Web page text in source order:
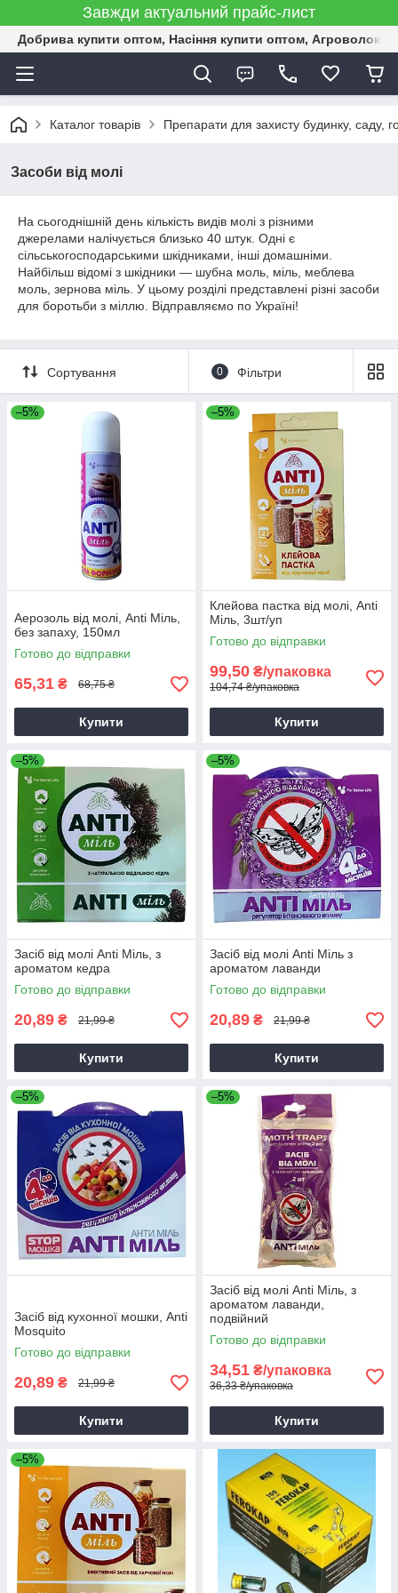
Завжди актуальний прайс-лист
Добрива купити оптом, Насіння купити оптом,
Каталог товарів Препарати для захисту будинку, саду,
Засоби від молі
На сьогоднішній день кількість видів молі з різними
джерелами налічується близько 40 штук. Одні є
сільськогосподарськими шкідниками, інші домашніми.
Найбільш відомі з шкідники — шубна моль, міль, меблева
моль, зернова міль. У цьому розділі представлені різні засоби
для боротьби з міллю. Відправляємо по Україні!
Сортування 0 Фільтри
–5%
Аерозоль від молі, Anti Міль,
без запаху, 150мл
Готово до відправки
65,31 ₴ 68,75 ₴
Купити
–5%
Клейова пастка від молі, Anti
Міль, 3шт/уп
Готово до відправки
99,50 ₴/упаковка
104,74 ₴/упаковка
Купити
–5%
Засіб від молі Anti Міль, з
ароматом кедра
Готово до відправки
20,89 ₴ 21,99 ₴
Купити
–5%
Засіб від молі Anti Міль з
ароматом лаванди
Готово до відправки
20,89 ₴ 21,99 ₴
Купити
–5%
Засіб від кухонної мошки, Anti
Mosquito
Готово до відправки
20,89 ₴ 21,99 ₴
Купити
–5%
Засіб від молі Anti Міль, з
ароматом лаванди,
подвійний
Готово до відправки
34,51 ₴/упаковка
36,33 ₴/упаковка
Купити
–5%